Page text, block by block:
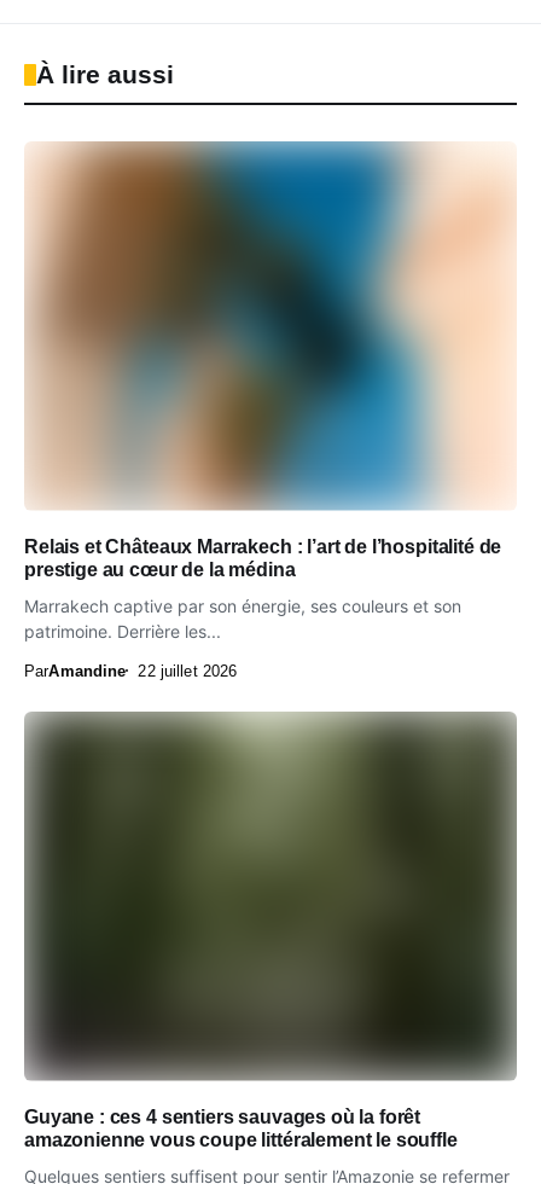
À lire aussi
Relais et Châteaux Marrakech : l’art de l’hospitalité de
prestige au cœur de la médina
Marrakech captive par son énergie, ses couleurs et son
patrimoine. Derrière les...
ParAmandine 22 juillet 2026
Guyane : ces 4 sentiers sauvages où la forêt
amazonienne vous coupe littéralement le souffle
Quelques sentiers suffisent pour sentir l’Amazonie se refermer